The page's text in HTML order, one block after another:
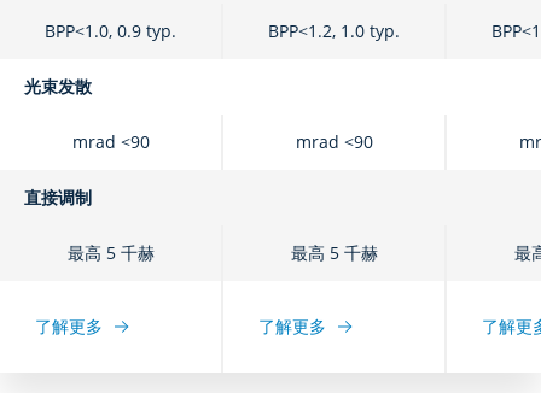
BPP<1.0, 0.9 typ. BPP<1.2, 1.0 typ.
光束发散
mrad <90 mrad <90
直接调制
最高 5 千赫 最高 5 千赫 最
了解更多 了解更多 了解更